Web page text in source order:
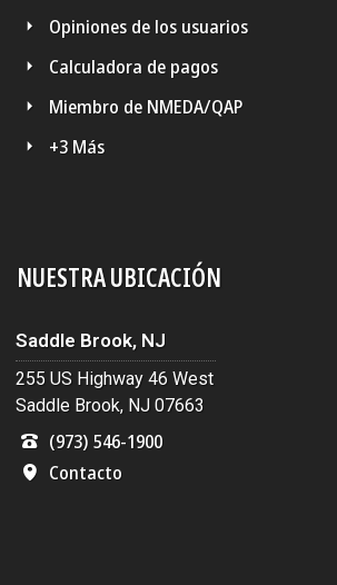
Opiniones de los usuarios
Calculadora de pagos
Miembro de NMEDA/QAP
+3 Más
NUESTRA UBICACIÓN
Saddle Brook, NJ
255 US Highway 46 West
Saddle Brook, NJ 07663
(973) 546-1900
Contacto